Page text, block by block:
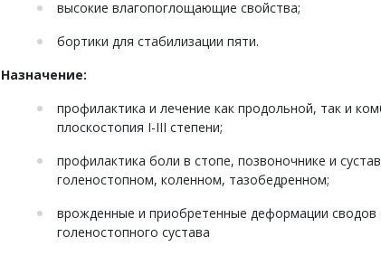
высокие влагопоглощающие свойства;
бортики для стабилизации пяти.
Назначение:
профилактика и лечение как продольной, так и
плоскостопия I-III степени;
профилактика боли в стопе, позвоночнике и
голеностопном, коленном, тазобедренном;
врожденные и приобретенные деформации сводов
голеностопного сустава